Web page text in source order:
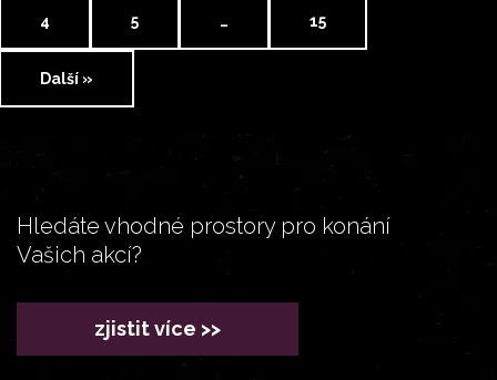
4 5 … 15
Další »
Hledáte vhodné prostory pro konání
Vašich akcí?
zjistit více >>